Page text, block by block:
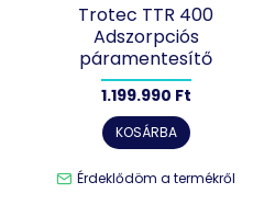
Trotec TTR 400
Adszorpciós
páramentesítő
1.199.990 Ft
KOSÁRBA
Érdeklődöm a termékről